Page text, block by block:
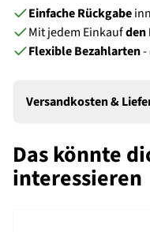
Einfache Rückgabe
Mit jedem Einkaufden
Flexible Bezahlarten-
Versandkosten &
Das könnte
interessieren